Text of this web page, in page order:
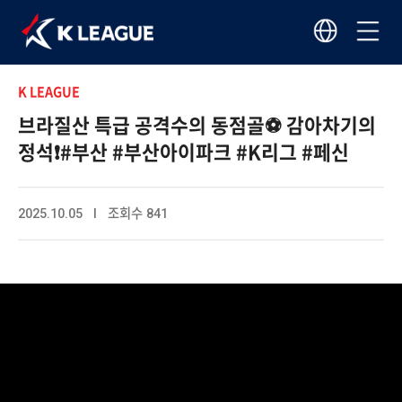
K LEAGUE
브라질산 특급 공격수의 동점골⚽️ 감아차기의
정석❗️#부산 #부산아이파크 #K리그 #페신
2025.10.05 I 조회수 841